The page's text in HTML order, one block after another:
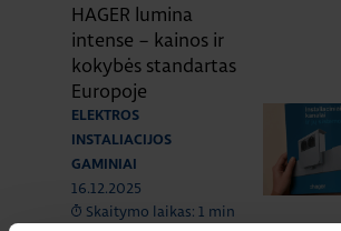
HAGER lumina
intense – kainos ir
kokybės standartas
Europoje
ELEKTROS
INSTALIACIJOS
GAMINIAI
16.12.2025
Skaitymo laikas: 1 min